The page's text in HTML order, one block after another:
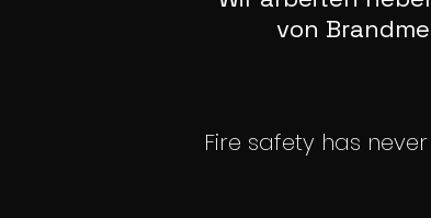
von
​Fire safety has